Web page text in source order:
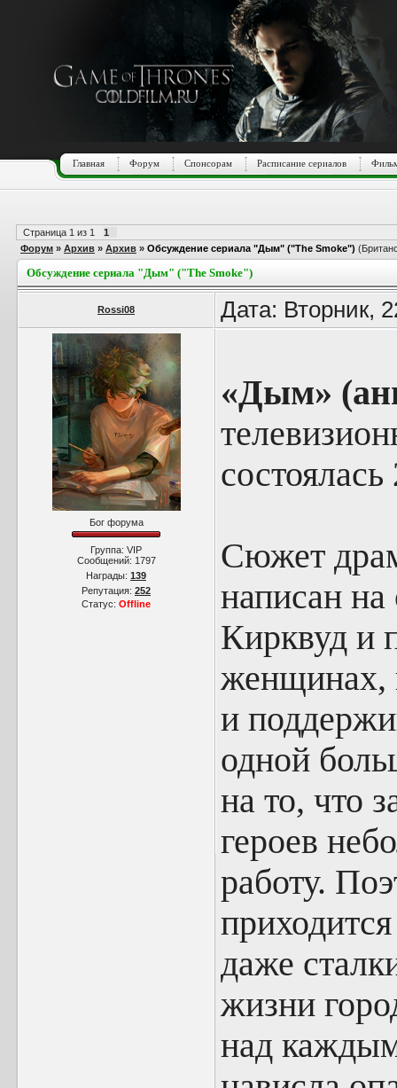
Главная Форум Спонсорам Расписание сериалов
Страница 1 из 1
1
Форум » Архив » Архив » Обсуждение сериала "Дым" ("The Smoke")
Обсуждение сериала "Дым" ("The Smoke")
Rossi08 Дата: Вторник,
Бог форума
Группа: VIP
Сообщений: 1797
Награды: 139
Репутация: 252
Статус: Offline
«Дым»
Сюжет
написан
Кирквуд и
женщинах,
и
одной
на то, что
героев
работу.
даже
жизни
над